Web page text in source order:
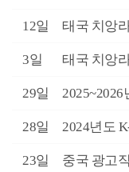
12일 태국 치앙
3일 태국 치앙
29일
28일 2024년도
23일 중국 광고